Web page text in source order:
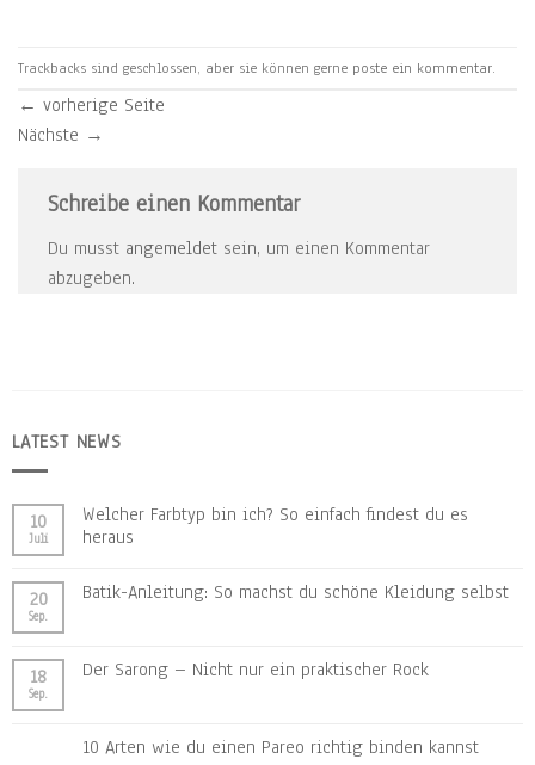
Trackbacks sind geschlossen, aber sie können gerne poste ein kommentar.
← vorherige Seite
Nächste →
Schreibe einen Kommentar
Du musst angemeldet sein, um einen Kommentar
abzugeben.
LATEST NEWS
10
Juli
Welcher Farbtyp bin ich? So einfach findest du es
heraus
20
Sep.
Batik-Anleitung: So machst du schöne Kleidung selbst
18
Sep.
Der Sarong – Nicht nur ein praktischer Rock
10 Arten wie du einen Pareo richtig binden kannst